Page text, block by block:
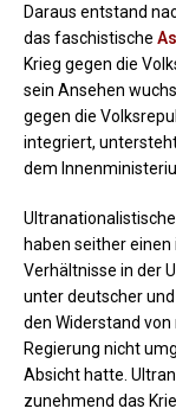
Daraus entstand
das faschistische
Krieg gegen die
sein Ansehen
gegen die
integriert,
dem
haben seither
Verhältnisse in der
unter deutscher
den Widerstand
Regierung nicht
Absicht hatte.
zunehmend das